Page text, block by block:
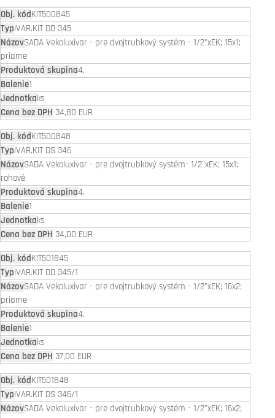
KIT500845
IVAR.KIT DD 345
SADA Vekoluxivar - pre dvojtrubkový systém - 1/2"xEK; 15x1;
priame
4.
1
ks
34,80 EUR
KIT500848
IVAR.KIT DS 346
SADA Vekoluxivar - pre dvojtrubkový systém- 1/2"xEK; 15x1;
rohové
4.
1
ks
34,00 EUR
KIT501845
IVAR.KIT DD 345/1
SADA Vekoluxivar - pre dvojtrubkový systém - 1/2"xEK; 16x2;
priame
4.
1
ks
37,00 EUR
KIT501848
IVAR.KIT DS 346/1
SADA Vekoluxivar - pre dvojtrubkový systém - 1/2"xEK; 16x2;